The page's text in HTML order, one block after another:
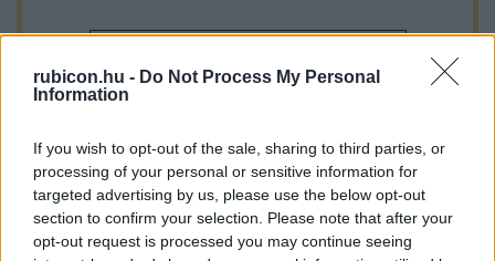
rubicon.hu - Do Not Process My Personal
Information
If you wish to opt-out of the sale, sharing to third parties, or
processing of your personal or sensitive information for
targeted advertising by us, please use the below opt-out
section to confirm your selection. Please note that after your
opt-out request is processed you may continue seeing
Online-on, kattintson ide: BELÉPÉS. Ha még nem
rendelkezik felhasználói fiókkal, kattintson ide:
REGISZTRÁCIÓ.